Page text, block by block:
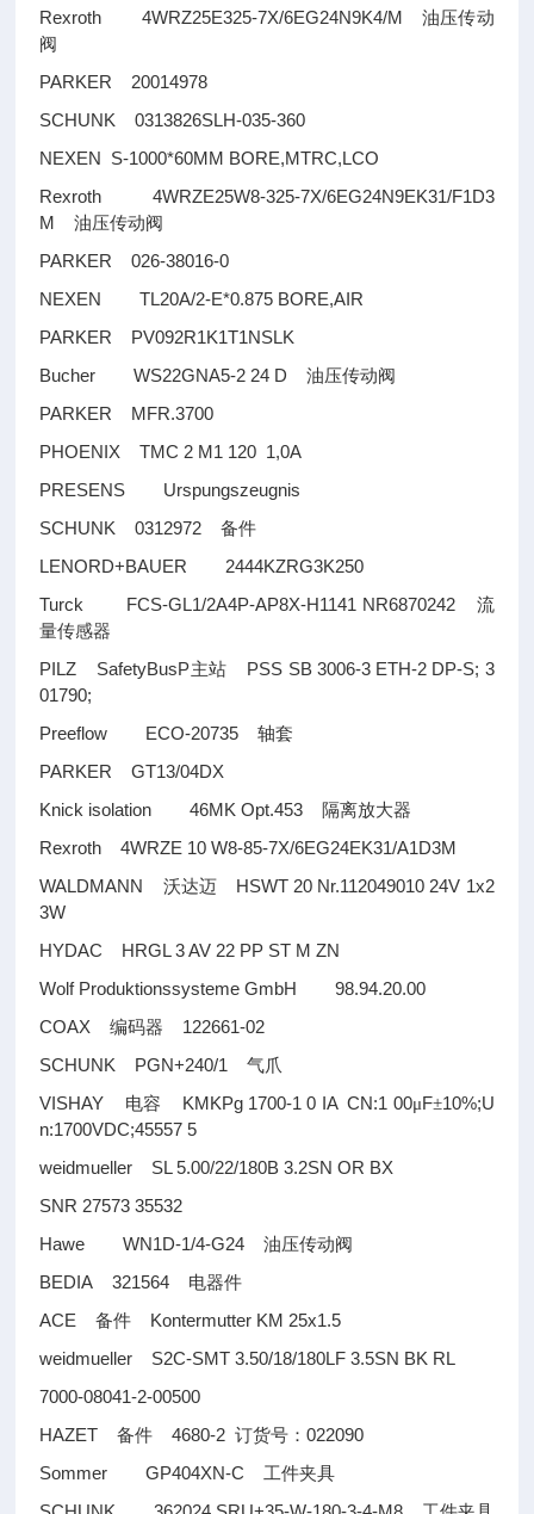
Rexroth 4WRZ25E325-7X/6EG24N9K4/M油压传动
阀
PARKER 20014978
SCHUNK 0313826SLH-035-360
NEXEN S-1000*60MM BORE,MTRC,LCO
Rexroth 4WRZE25W8-325-7X/6EG24N9EK31/F1D3
M油压传动阀
PARKER 026-38016-0
NEXEN TL20A/2-E*0.875 BORE,AIR
PARKER PV092R1K1T1NSLK
Bucher WS22GNA5-2 24 D油压传动阀
PARKER MFR.3700
PHOENIX TMC 2 M1 120 1,0A
PRESENS Urspungszeugnis
SCHUNK 0312972备件
LENORD+BAUER 2444KZRG3K250
Turck FCS-GL1/2A4P-AP8X-H1141 NR6870242 流
量传感器
PILZ SafetyBusP主站 PSS SB 3006-3 ETH-2 DP-S; 3
01790;
Preeflow ECO-20735轴套
PARKER GT13/04DX
Knick isolation 46MK Opt.453
隔离放大器
Rexroth 4WRZE 10 W8-85-7X/6EG24EK31/A1D3M
WALDMANN 沃达迈HSWT 20 Nr.112049010 24V 1x2
3W
HYDAC HRGL 3 AV 22 PP ST M ZN
Wolf Produktionssysteme GmbH 98.94.20.00
COAX编码器
122661-02
SCHUNK PGN+240/1气爪
VISHAY 电容 KMKPg 1700-1 0 IA CN:1 00μF±10%;U
n:1700VDC;45557 5
weidmueller SL 5.00/22/180B 3.2SN OR BX
SNR 27573 35532
Hawe WN1D-1/4-G24油压传动阀
BEDIA 321564 电器件
ACE备件 Kontermutter KM 25x1.5
weidmueller S2C-SMT 3.50/18/180LF 3.5SN BK RL
7000-08041-2-00500
HAZET备件 4680-2订货号：022090
Sommer GP404XN-C 工件夹具